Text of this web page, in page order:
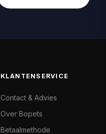
KLANTENSERVICE
Contact & Advies
Over Bopets
Betaalmethode